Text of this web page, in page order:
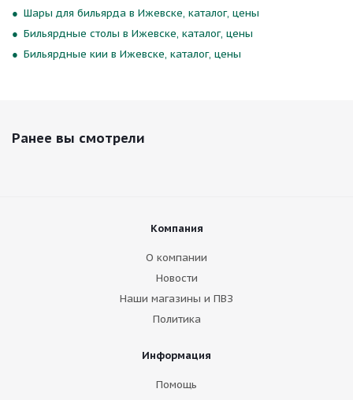
Шары для бильярда в Ижевске, каталог, цены
Бильярдные столы в Ижевске, каталог, цены
Бильярдные кии в Ижевске, каталог, цены
Ранее вы смотрели
Компания
О компании
Новости
Наши магазины и ПВЗ
Политика
Информация
Помощь